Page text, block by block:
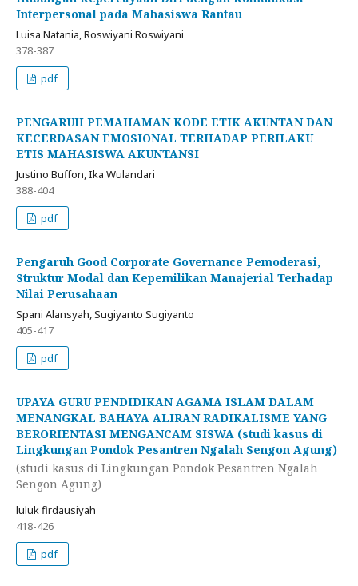
Interpersonal pada Mahasiswa Rantau
Luisa Natania, Roswiyani Roswiyani
378-387
pdf
PENGARUH PEMAHAMAN KODE ETIK AKUNTAN DAN
KECERDASAN EMOSIONAL TERHADAP PERILAKU
ETIS MAHASISWA AKUNTANSI
Justino Buffon, Ika Wulandari
388-404
pdf
Pengaruh Good Corporate Governance Pemoderasi,
Struktur Modal dan Kepemilikan Manajerial Terhadap
Nilai Perusahaan
Spani Alansyah, Sugiyanto Sugiyanto
405-417
pdf
UPAYA GURU PENDIDIKAN AGAMA ISLAM DALAM
MENANGKAL BAHAYA ALIRAN RADIKALISME YANG
BERORIENTASI MENGANCAM SISWA (studi kasus di
Lingkungan Pondok Pesantren Ngalah Sengon Agung)
(studi kasus di Lingkungan Pondok Pesantren Ngalah
Sengon Agung)
luluk firdausiyah
418-426
pdf